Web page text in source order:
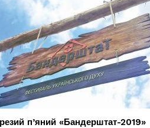
п’яний «Бандерштат-2019»